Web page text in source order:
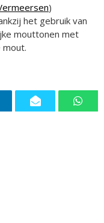
)
het gebruik van
mouttonen met
mout.